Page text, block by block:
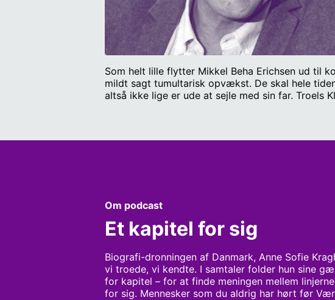
Som helt lille flytter Mikkel Beha Erichsen ud til
mildt sagt tumultarisk opvækst. De skal hele
altså ikke lige er ude at sejle med sin far. Troels
Om podcast
Et kapitel for sig
Biografi-dronningen af Danmark, Anne Sofie
vi troede, vi kendte. I samtaler folder hun sine
for kapitel – for at finde meningen mellem
for sig. Mennesker som du aldrig har hørt før